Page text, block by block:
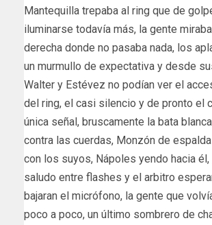
Mantequilla trepaba al ring que de
iluminarse todavía más, la gente
derecha donde no pasaba nada, los
un murmullo de expectativa y desde
Walter y Estévez no podían ver el
del ring, el casi silencio y de pronto el
única señal, bruscamente la bata
contra las cuerdas, Monzón de
con los suyos, Nápoles yendo hacia él,
saludo entre flashes y el arbitro
bajaran el micrófono, la gente que
poco a poco, un último sombrero de